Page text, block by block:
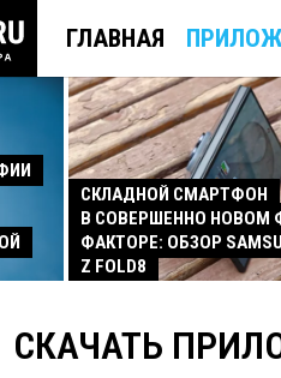
ГЛАВНАЯ
СКЛАДНОЙ СМАРТФОН
В СОВЕРШЕННО НОВОМ
ФАКТОРЕ: ОБЗОР
Z FOLD8
СКАЧАТЬ